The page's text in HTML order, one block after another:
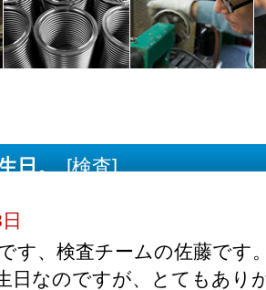
日。 [検査]
す、検査チームの佐藤です
日なのですが、とてもあり